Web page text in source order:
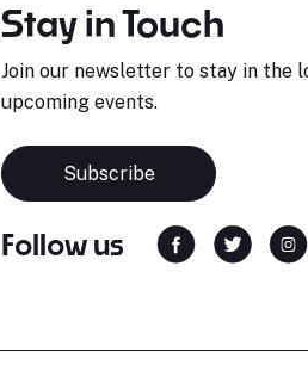
Stay in Touch
Join our newsletter to stay in the
upcoming events.
Subscribe
Follow us